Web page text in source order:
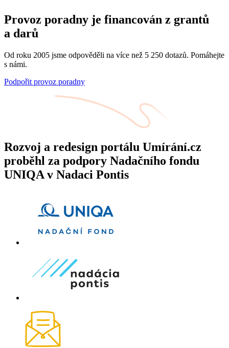
Provoz poradny je financován z grantů
a darů
Od roku 2005 jsme odpověděli na více než 5 250 dotazů. Pomáhejte
s námi.
Podpořit provoz poradny
Rozvoj a redesign portálu Umírání.cz
proběhl za podpory Nadačního fondu
UNIQA v Nadaci Pontis